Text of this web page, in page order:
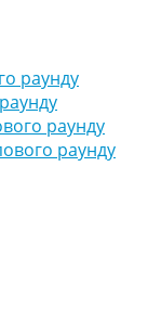
раунду
раунду
раунду